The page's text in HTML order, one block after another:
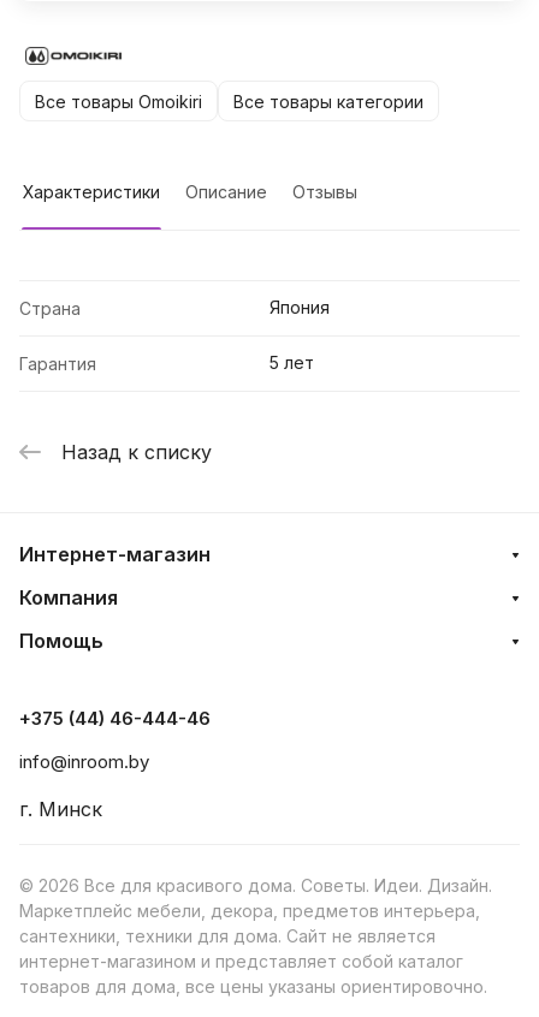
Все товары Omoikiri Все товары категории
Характеристики Описание Отзывы
Страна Япония
Гарантия 5 лет
Назад к списку
Интернет-магазин
Компания
Помощь
+375 (44) 46-444-46
info@inroom.by
г. Минск
© 2026 Все для красивого дома. Советы. Идеи. Дизайн.
Маркетплейс мебели, декора, предметов интерьера,
сантехники, техники для дома. Сайт не является
интернет-магазином и представляет собой каталог
товаров для дома, все цены указаны ориентировочно.